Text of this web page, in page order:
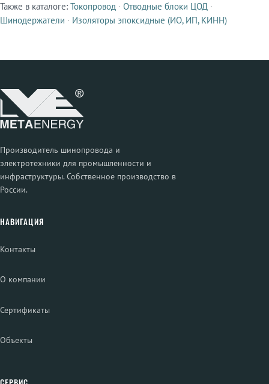
Смежные продукты
Также в каталоге: Токопровод · Отводные блоки ЦОД ·
Шинодержатели · Изоляторы эпоксидные (ИО, ИП, КИНН)
Производитель шинопровода и
электротехники для промышленности и
инфраструктуры. Собственное производство в
России.
НАВИГАЦИЯ
Контакты
О компании
Сертификаты
Объекты